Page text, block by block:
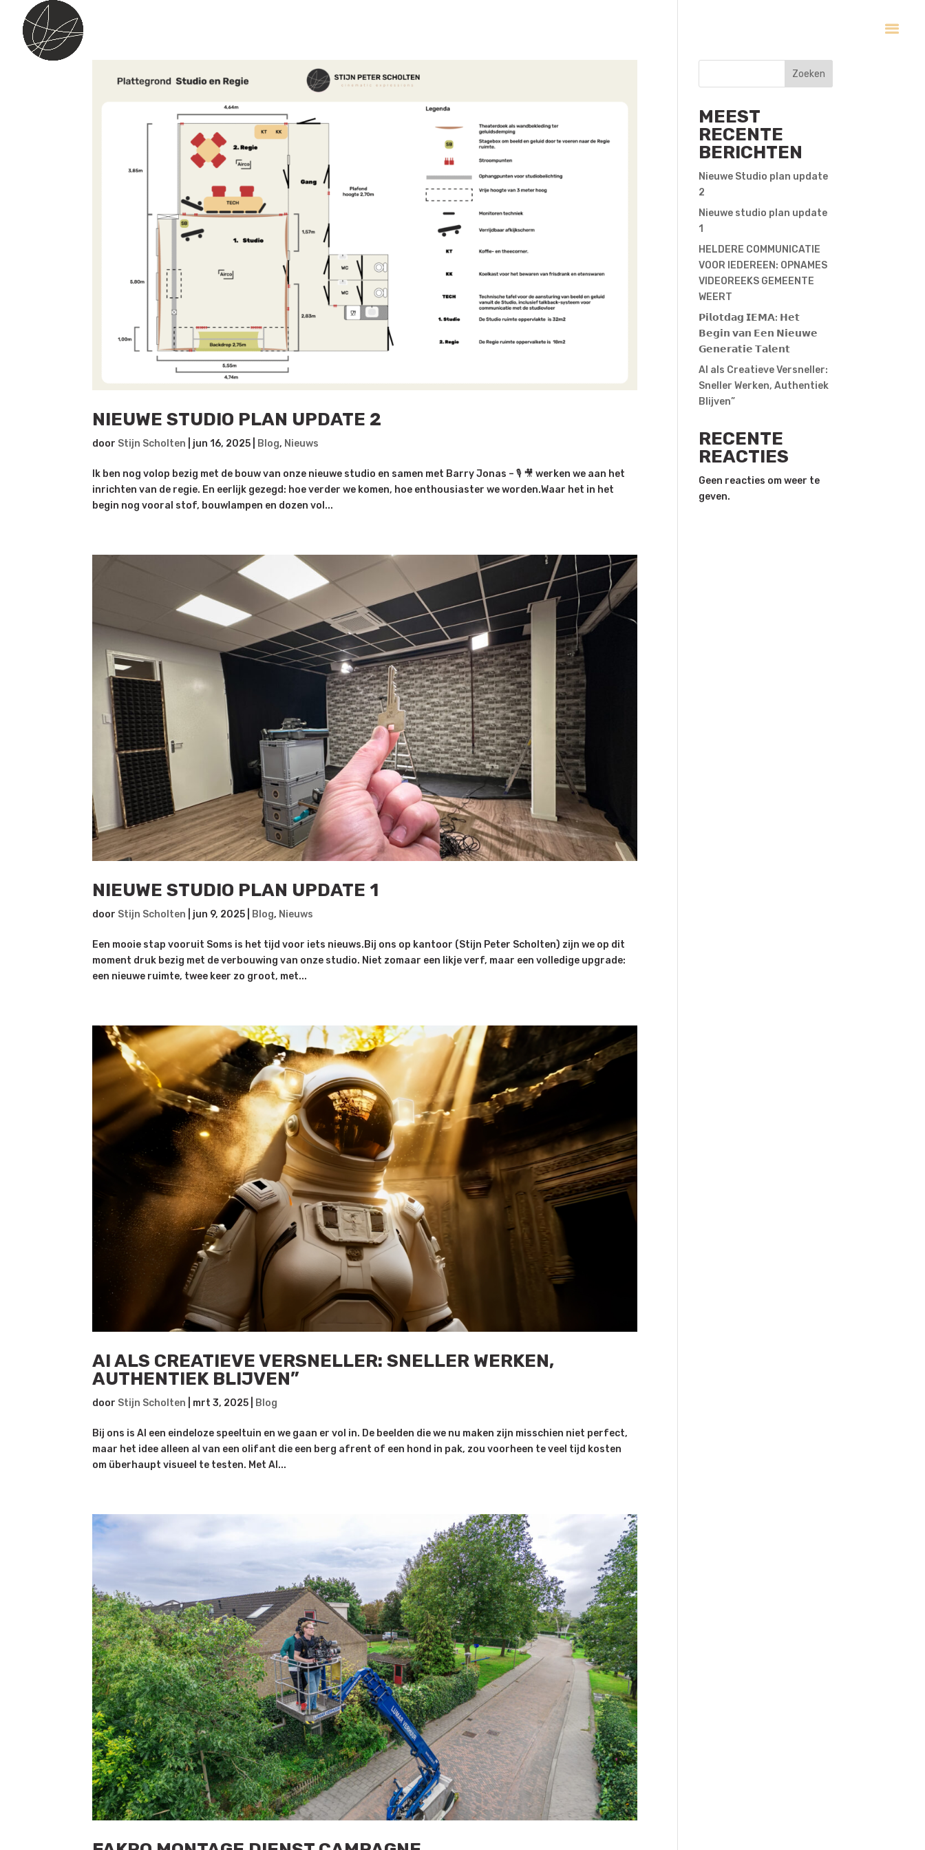
NIEUWE STUDIO PLAN UPDATE 2
door Stijn Scholten jun 16, 2025 Blog, Nieuws
Ik ben nog volop bezig met de bouw van onze nieuwe studio en samen met Barry Jonas – 🎙️ 🎥 werken we aan het
inrichten van de regie. En eerlijk gezegd: hoe verder we komen, hoe enthousiaster we worden.Waar het in het
begin nog vooral stof, bouwlampen en dozen vol...
NIEUWE STUDIO PLAN UPDATE 1
door Stijn Scholten jun 9, 2025 Blog, Nieuws
Een mooie stap vooruit Soms is het tijd voor iets nieuws.Bij ons op kantoor (Stijn Peter Scholten) zijn we op dit
moment druk bezig met de verbouwing van onze studio. Niet zomaar een likje verf, maar een volledige upgrade:
een nieuwe ruimte, twee keer zo groot, met...
AI ALS CREATIEVE VERSNELLER: SNELLER WERKEN,
AUTHENTIEK BLIJVEN”
door Stijn Scholten mrt 3, 2025 Blog
Bij ons is AI een eindeloze speeltuin en we gaan er vol in. De beelden die we nu maken zijn misschien niet perfect,
maar het idee alleen al van een olifant die een berg afrent of een hond in pak, zou voorheen te veel tijd kosten
om überhaupt visueel te testen. Met AI...
Zoeken
MEEST
RECENTE
BERICHTEN
Nieuwe Studio plan update
2
Nieuwe studio plan update
1
HELDERE COMMUNICATIE
VOOR IEDEREEN: OPNAMES
VIDEOREEKS GEMEENTE
WEERT
𝗣𝗶𝗹𝗼𝘁𝗱𝗮𝗴 𝗜𝗘𝗠𝗔: 𝗛𝗲𝘁
𝗕𝗲𝗴𝗶𝗻 𝘃𝗮𝗻 𝗘𝗲𝗻 𝗡𝗶𝗲𝘂𝘄𝗲
𝗚𝗲𝗻𝗲𝗿𝗮𝘁𝗶𝗲 𝗧𝗮𝗹𝗲𝗻𝘁
AI als Creatieve Versneller:
Sneller Werken, Authentiek
Blijven”
RECENTE
REACTIES
Geen reacties om weer te
geven.